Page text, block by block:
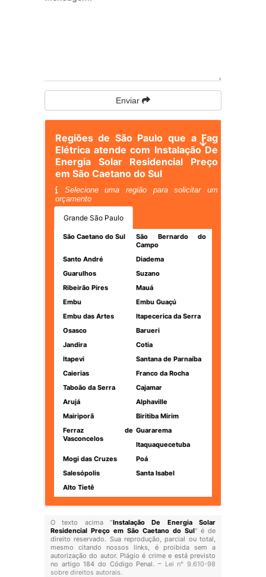
Enviar
Regiões de São Paulo que a Fag
Elétrica atende com Instalação De
Energia Solar Residencial Preço
em São Caetano do Sul
Selecione uma região para solicitar um
orçamento
Grande São Paulo
São Caetano do Sul
São Bernardo do
Campo
Santo André
Diadema
Guarulhos
Suzano
Ribeirão Pires
Mauá
Embu
Embu Guaçú
Embu das Artes
Itapecerica da Serra
Osasco
Barueri
Jandira
Cotia
Itapevi
Santana de Parnaíba
Caierias
Franco da Rocha
Taboão da Serra
Cajamar
Arujá
Alphaville
Mairiporã
Biritiba Mirim
Ferraz de
Vasconcelos
Guararema
Itaquaquecetuba
Mogi das Cruzes
Poá
Salesópolis
Santa Isabel
Alto Tietê
O texto acima "Instalação De Energia Solar
Residencial Preço em São Caetano do Sul" é de
direito reservado. Sua reprodução, parcial ou total,
mesmo citando nossos links, é proibida sem a
autorização do autor. Plágio é crime e está previsto
no artigo 184 do Código Penal. – Lei n° 9.610-98
sobre direitos autorais.